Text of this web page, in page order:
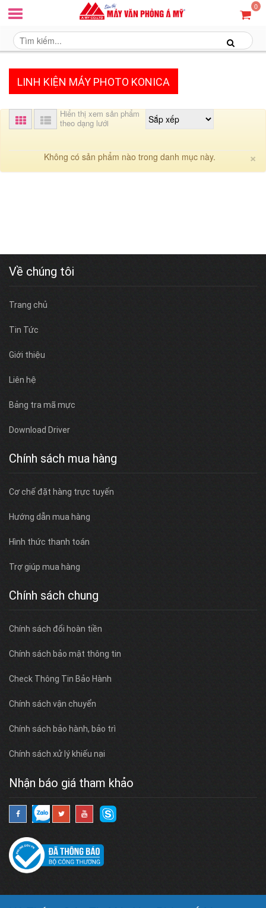
0
LINH KIỆN MÁY PHOTO KONICA
Hiển thị xem sản phẩm
theo dạng lưới
×
Không có sản phẩm nào trong danh mục này.
Về chúng tôi
Trang chủ
Tin Tức
Giới thiệu
Liên hệ
Bảng tra mã mực
Download Driver
Chính sách mua hàng
Cơ chế đặt hàng trực tuyến
Hướng dẫn mua hàng
Hình thức thanh toán
Trợ giúp mua hàng
Chính sách chung
Chính sách đổi hoàn tiền
Chính sách bảo mật thông tin
Check Thông Tin Bảo Hành
Chính sách vận chuyển
Chính sách bảo hành, bảo trì
Chính sách xử lý khiếu nại
Nhận báo giá tham khảo